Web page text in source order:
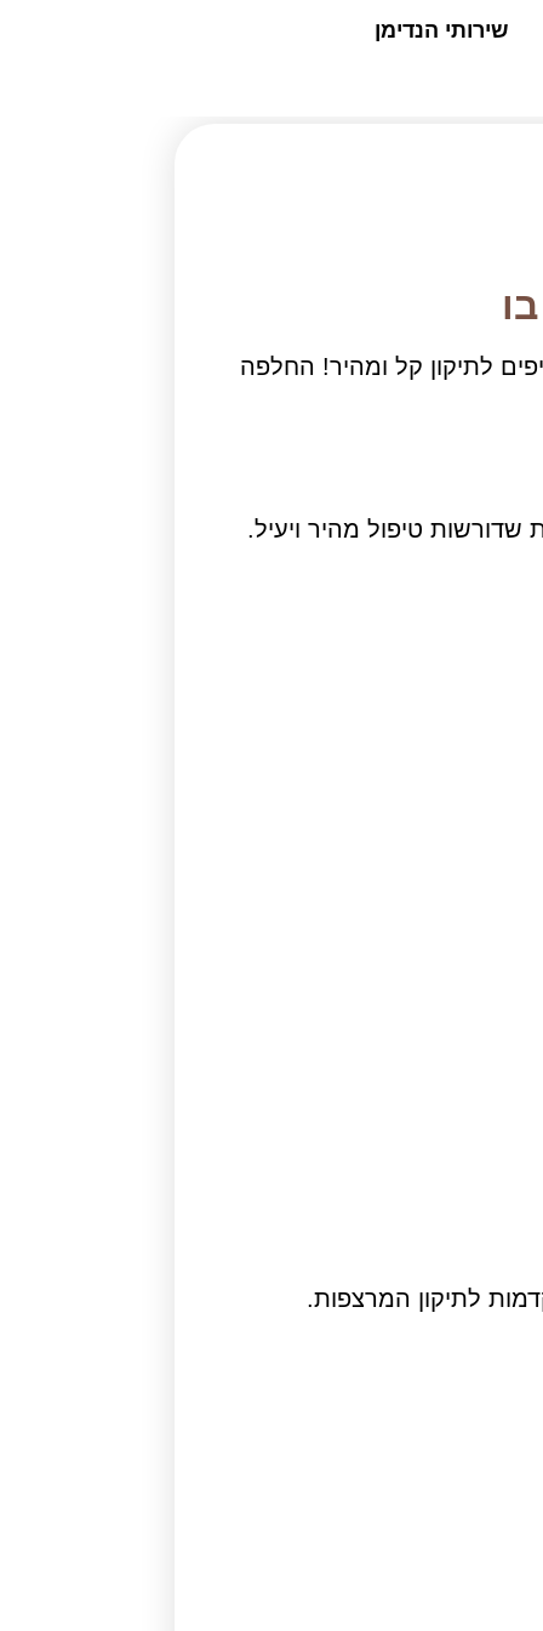
שירותי הנדימן
לתיקון קל ומהיר! החלפה
טיפול מהיר ויעיל.
לתיקון המרצפות.